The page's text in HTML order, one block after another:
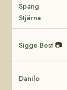
Spang
Stjärna
Sigge Best 📷
Danilo